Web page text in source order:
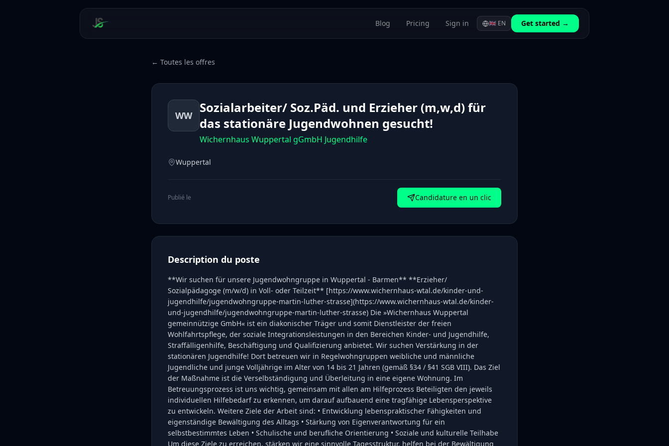
Blog Pricing Sign in 🇬🇧 EN Get started →
← Toutes les offres
WW
Sozialarbeiter/ Soz.Päd. und Erzieher (m,w,d) für
das stationäre Jugendwohnen gesucht!
Wichernhaus Wuppertal gGmbH Jugendhilfe
Wuppertal
Publié le Candidature en un clic
Description du poste
**Wir suchen für unsere Jugendwohngruppe in Wuppertal - Barmen** **Erzieher/
Sozialpädagoge (m/w/d) in Voll- oder Teilzeit** [https://www.wichernhaus-wtal.de/kinder-und-
jugendhilfe/jugendwohngruppe-martin-luther-strasse](https://www.wichernhaus-wtal.de/kinder-
und-jugendhilfe/jugendwohngruppe-martin-luther-strasse) Die »Wichernhaus Wuppertal
gemeinnützige GmbH« ist ein diakonischer Träger und somit Dienstleister der freien
Wohlfahrtspflege, der soziale Integrationsleistungen in den Bereichen Kinder- und Jugendhilfe,
Straffälligenhilfe, Beschäftigung und Qualifizierung anbietet. Wir suchen Verstärkung in der
stationären Jugendhilfe! Dort betreuen wir in Regelwohngruppen weibliche und männliche
Jugendliche und junge Volljährige im Alter von 14 bis 21 Jahren (gemäß §34 / §41 SGB VIII). Das Ziel
der Maßnahme ist die Verselbständigung und Überleitung in eine eigene Wohnung. Im
Betreuungsprozess ist uns wichtig, gemeinsam mit allen am Hilfeprozess Beteiligten den jeweils
individuellen Hilfebedarf zu erkennen, um darauf aufbauend eine tragfähige Lebensperspektive
zu entwickeln. Weitere Ziele der Arbeit sind: • Entwicklung lebenspraktischer Fähigkeiten und
eigenständige Bewältigung des Alltags • Stärkung von Eigenverantwortung für ein
selbstbestimmtes Leben • Schulische und berufliche Orientierung • Soziale und kulturelle Teilhabe
Um diese Ziele zu erreichen, stärken wir eine sinnvolle Tagesstruktur, helfen bei der Bewältigung